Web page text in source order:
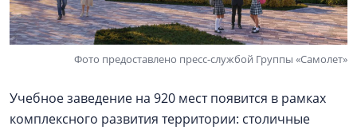
Фото предоставлено пресс-службой Группы «Самолет»
Учебное заведение на 920 мест появится в рамках
комплексного развития территории: столичные